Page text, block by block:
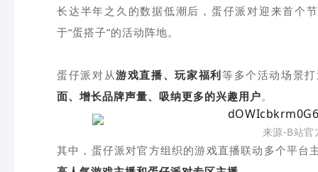
长达半年之久的数据低潮后，蛋仔派对迎来首个
于“蛋搭子”的活动阵地。
蛋仔派对从游戏直播、玩家福利等多个活动场景
面、增长品牌声量、吸纳更多的兴趣用户。
来源-B站
其中，蛋仔派对官方组织的游戏直播联动多个平